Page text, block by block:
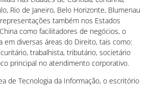
Rio de Janeiro, Belo Horizonte, Blumenau
também nos Estados
como facilitadores de negócios, o
em diversas áreas do Direito, tais como:
trabalhista, tributário, societário
principal no atendimento corporativo.
de Tecnologia da Informação, o escritório